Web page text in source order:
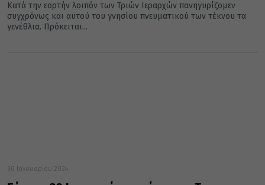
Κατά την εορτήν λοιπόν των Τριών Ιεραρχών πανηγυρίζομεν
συγχρόνως και αυτού του γνησίου πνευματικού των τέκνου τα
γενέθλια. Πρόκειται...
30 Ιανουαρίου 2024